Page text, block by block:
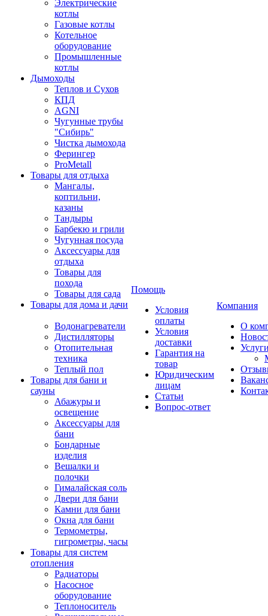
Электрические
котлы
Газовые котлы
Котельное
оборудование
Промышленные
котлы
Дымоходы
Теплов и Сухов
КПД
AGNI
Чугунные трубы
"Сибирь"
Чистка дымохода
Ферингер
ProMetall
Товары для отдыха
Мангалы,
коптильни,
казаны
Тандыры
Барбекю и грили
Чугунная посуда
Аксессуары для
отдыха
Товары для
похода
Товары для сада
Товары для дома и дачи
Водонагреватели
Дистилляторы
Отопительная
техника
Теплый пол
Товары для бани и
сауны
Абажуры и
освещение
Аксессуары для
бани
Бондарные
изделия
Вешалки и
полочки
Гималайская соль
Двери для бани
Камни для бани
Окна для бани
Термометры,
гигрометры, часы
Товары для систем
отопления
Радиаторы
Насосное
оборудование
Теплоноситель
Помощь
Условия
оплаты
Условия
доставки
Гарантия на
товар
Юридическим
лицам
Статьи
Вопрос-ответ
Компания
О